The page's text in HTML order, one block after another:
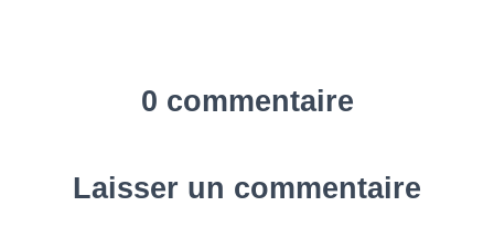
0 commentaire
Laisser un commentaire